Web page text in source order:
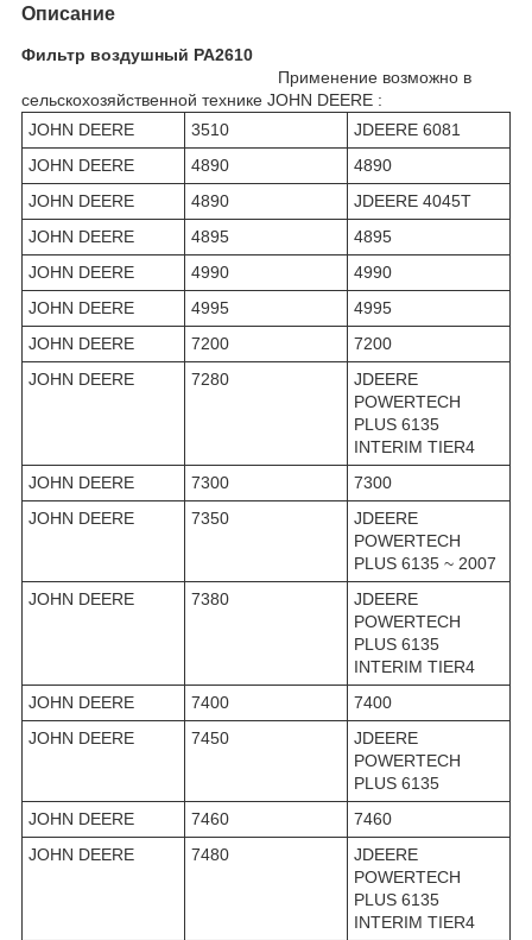
Описание
Фильтр воздушный PA2610
Применение возможно в
сельскохозяйственной технике JOHN DEERE :
JOHN DEERE
3510
JDEERE 6081
JOHN DEERE
4890
4890
JOHN DEERE
4890
JDEERE 4045T
JOHN DEERE
4895
4895
JOHN DEERE
4990
4990
JOHN DEERE
4995
4995
JOHN DEERE
7200
7200
JOHN DEERE
7280
JDEERE
POWERTECH
PLUS 6135
INTERIM TIER4
JOHN DEERE
7300
7300
JOHN DEERE
7350
JDEERE
POWERTECH
PLUS 6135 ~ 2007
JOHN DEERE
7380
JDEERE
POWERTECH
PLUS 6135
INTERIM TIER4
JOHN DEERE
7400
7400
JOHN DEERE
7450
JDEERE
POWERTECH
PLUS 6135
JOHN DEERE
7460
7460
JOHN DEERE
7480
JDEERE
POWERTECH
PLUS 6135
INTERIM TIER4